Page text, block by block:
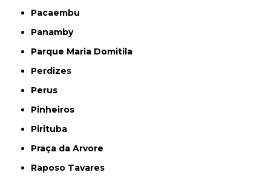
Pacaembu
Panamby
Parque Maria Domitila
Perdizes
Perus
Pinheiros
Pirituba
Praça da Arvore
Raposo Tavares